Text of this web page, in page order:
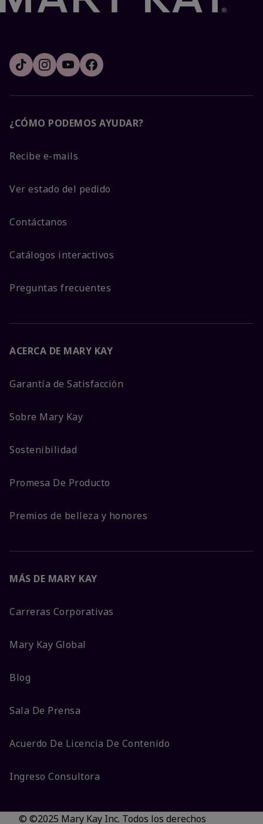
¿CÓMO PODEMOS AYUDAR?
Recibe e-mails
Ver estado del pedido
Contáctanos
Catálogos interactivos
Preguntas frecuentes
ACERCA DE MARY KAY
Garantía de Satisfacción
Sobre Mary Kay
Sostenibilidad
Promesa De Producto
Premios de belleza y honores
MÁS DE MARY KAY
Carreras Corporativas
Mary Kay Global
Blog
Sala De Prensa
Acuerdo De Licencia De Contenido
Ingreso Consultora
© ©2025 Mary Kay Inc. Todos los derechos